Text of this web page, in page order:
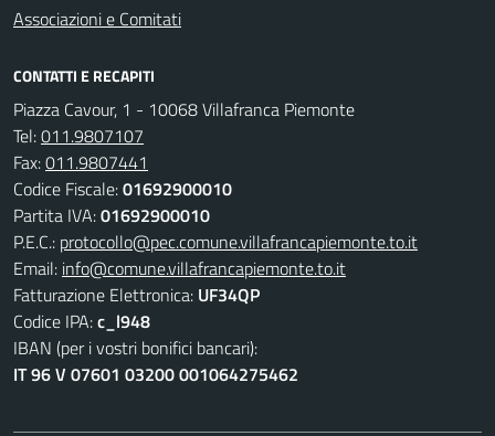
Associazioni e Comitati
CONTATTI E RECAPITI
Piazza Cavour, 1 - 10068 Villafranca Piemonte
Tel:011.9807107
Fax:011.9807441
Codice Fiscale:01692900010
Partita IVA:01692900010
P.E.C.: protocollo@pec.comune.villafrancapiemonte.to.it
Email: info@comune.villafrancapiemonte.to.it
Fatturazione Elettronica: UF34QP
Codice IPA:c_l948
IBAN (per i vostri bonifici bancari):
IT 96 V 07601 03200 001064275462